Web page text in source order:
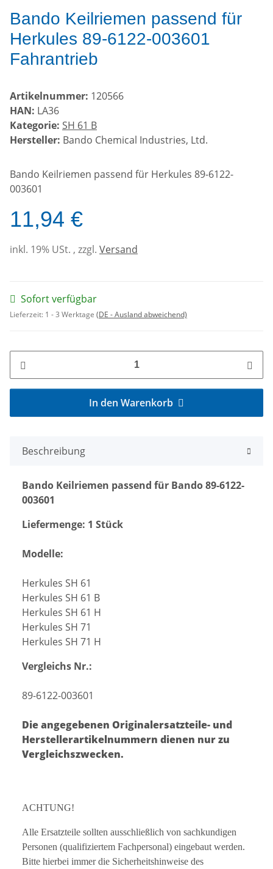
Bando Keilriemen passend für
Herkules 89-6122-003601
Fahrantrieb
Artikelnummer: 120566
HAN: LA36
Kategorie: SH 61 B
Hersteller: Bando Chemical Industries, Ltd.
Bando Keilriemen passend für Herkules 89-6122-
003601
11,94 €
inkl. 19% USt. , zzgl. Versand
Sofort verfügbar
Lieferzeit: 1 - 3 Werktage (DE - Ausland abweichend)
In den Warenkorb
Beschreibung
Bando Keilriemen passend für Bando 89-6122-
003601
Liefermenge: 1 Stück
Modelle:
Herkules SH 61
Herkules SH 61 B
Herkules SH 61 H
Herkules SH 71
Herkules SH 71 H
Vergleichs Nr.:
89-6122-003601
Die angegebenen Originalersatzteile- und
Herstellerartikelnummern dienen nur zu
Vergleichszwecken.
ACHTUNG!
Alle Ersatzteile sollten ausschließlich von sachkundigen
Personen (qualifiziertem Fachpersonal) eingebaut werden.
Bitte hierbei immer die Sicherheitshinweise des